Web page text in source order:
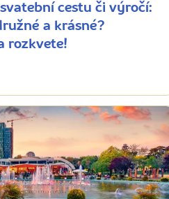
cestu či výročí:
a krásné?
rozkvete!